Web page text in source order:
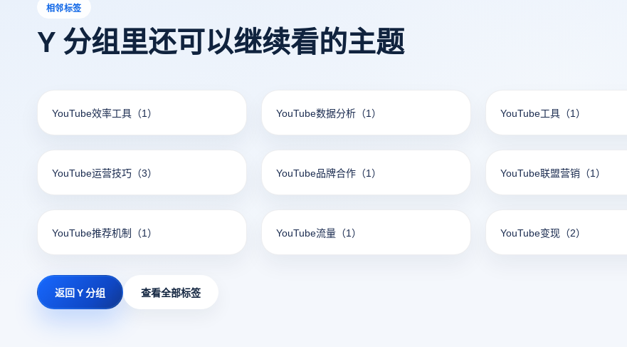
其他法律问题。
内容用于合法和个人目的，防止侵犯他人
权益。
相邻标签
Y 分组里还可以继续看的主题
YouTube效率工具 （1） YouTube数据分析 （1） YouTube工具 （1）
YouTube运营技巧 （3） YouTube品牌合作 （1） YouTube联盟营销 （1）
YouTube推荐机制 （1） YouTube流量 （1） YouTube变现 （2）
返回 Y 分组 查看全部标签